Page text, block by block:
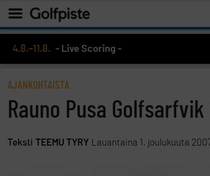
4.8.–11.8. - Live Scoring -
AJANKOHTAISTA
Rauno Pusa
Teksti TEEMU TYRY Lauantaina 1. joulukuuta